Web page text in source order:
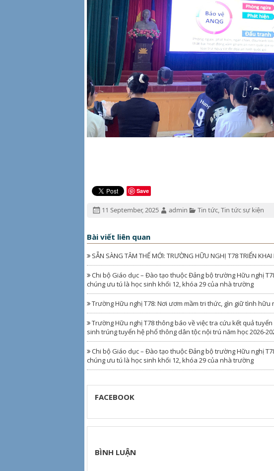
Save
Đăng
11 September, 2025
Tác
admin
Chuyên
Tin tức,Tin tức sự kiện
Bài viết liên quan
SẴN SÀNG TÂM THẾ MỚI: TRƯỜNG HỮU NGHỊ T78 TRIỂN
Chi bộ Giáo dục – Đào tạo thuộc Đảng bộ trường Hữu nghị
chúng ưu tú là học sinh khối 12, khóa 29 của nhà trường
Trường Hữu nghị T78: Nơi ươm mầm tri thức, gìn giữ tình hữu
Trường Hữu nghị T78 thông báo về việc tra cứu kết quả
sinh trúng tuyển hệ phổ thông dân tộc nội trú năm học 2026-
Chi bộ Giáo dục – Đào tạo thuộc Đảng bộ trường Hữu nghị
chúng ưu tú là học sinh khối 12, khóa 29 của nhà trường
FACEBOOK
BÌNH LUẬN